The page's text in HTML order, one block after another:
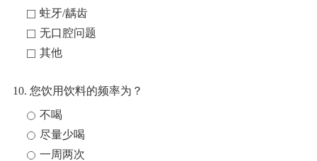
蛀牙/龋齿
无口腔问题
其他
10. 您饮用饮料的频率为？
不喝
尽量少喝
一周两次